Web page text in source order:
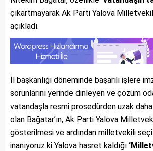
çıkartmayarak Ak Parti Yalova Milletvekili
açıkladı.
İl başkanlığı döneminde başarılı işlere
sorunlarını yerinde dinleyen ve çözüm
vatandaşla resmi prosedürden uzak daha
olan Bağatar’ın, Ak Parti Yalova
gösterilmesi ve ardından milletvekili
inanıyoruz ki Yalova hasret kaldığı